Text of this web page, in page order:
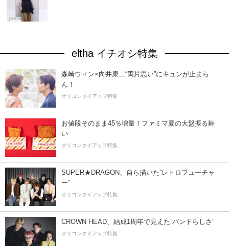
eltha イチオシ特集
森崎ウィン×向井康二“両片思い”にキュンが止まら
ん！
オリコンタイアップ特集
お値段そのまま45％増量！ファミマ夏の大盤振る舞
い
オリコンタイアップ特集
SUPER★DRAGON、自ら描いた”レトロフューチャ
ー”
オリコンタイアップ特集
CROWN HEAD、結成1周年で見えた”バンドらしさ”
オリコンタイアップ特集